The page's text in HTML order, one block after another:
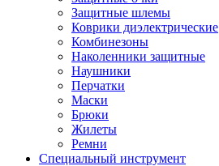
Защитные шлемы
Коврики диэлектрические
Комбинезоны
Наколенники защитные
Наушники
Перчатки
Маски
Брюки
Жилеты
Ремни
Специальный инструмент